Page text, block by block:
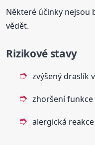
Některé účinky nejsou
vědět.
Rizikové stavy
zvýšený draslík
zhoršení funkce
alergická reakce